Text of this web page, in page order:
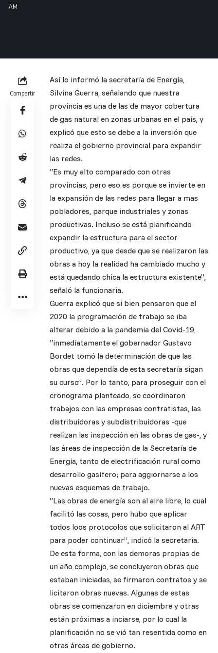
AM
Compartir
Así lo informó la secretaría de Energía,
Silvina Guerra, señalando que nuestra
provincia es una de las de mayor cobertura
de gas natural en zonas urbanas en el país, y
explicó que esto se debe a la inversión que
realiza el gobierno provincial para expandir
las redes.
“Es muy alto comparado con otras
provincias, pero eso es porque se invierte en
la expansión de las redes para llegar a mas
pobladores, parque industriales y zonas
productivas. Incluso se está planificando
expandir la estructura para el sector
productivo, ya que desde que se realizaron las
obras a hoy la realidad ha cambiado mucho y
está quedando chica la estructura existente”,
señaló la funcionaria.
Guerra explicó que si bien pensaron que el
2020 la programación de trabajo se iba
alterar debido a la pandemia del Covid-19,
“inmediatamente el gobernador Gustavo
Bordet tomó la determinación de que las
obras que dependía de esta secretaría sigan
su curso”. Por lo tanto, para proseguir con el
cronograma planteado, se coordinaron
trabajos con las empresas contratistas, las
distribuidoras y subdistribuidoras -que
realizan las inspección en las obras de gas-, y
las áreas de inspección de la Secretaría de
Energía, tanto de electrificación rural como
desarrollo gasífero; para aggiornarse a los
nuevas esquemas de trabajo.
“Las obras de energía son al aire libre, lo cual
facilitó las cosas, pero hubo que aplicar
todos loos protocolos que solicitaron al ART
para poder continuar”, indicó la secretaria.
De esta forma, con las demoras propias de
un año complejo, se concluyeron obras que
estaban iniciadas, se firmaron contratos y se
licitaron obras nuevas. Algunas de estas
obras se comenzaron en diciembre y otras
están próximas a inciarse, por lo cual la
planificación no se vió tan resentida como en
otras áreas de gobierno.